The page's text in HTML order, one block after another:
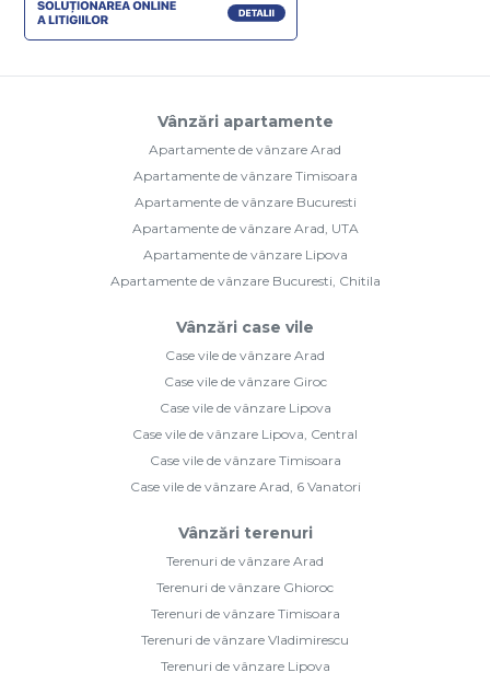
Vânzări apartamente
Apartamente de vânzare Arad
Apartamente de vânzare Timisoara
Apartamente de vânzare Bucuresti
Apartamente de vânzare Arad, UTA
Apartamente de vânzare Lipova
Apartamente de vânzare Bucuresti, Chitila
Vânzări case vile
Case vile de vânzare Arad
Case vile de vânzare Giroc
Case vile de vânzare Lipova
Case vile de vânzare Lipova, Central
Case vile de vânzare Timisoara
Case vile de vânzare Arad, 6 Vanatori
Vânzări terenuri
Terenuri de vânzare Arad
Terenuri de vânzare Ghioroc
Terenuri de vânzare Timisoara
Terenuri de vânzare Vladimirescu
Terenuri de vânzare Lipova